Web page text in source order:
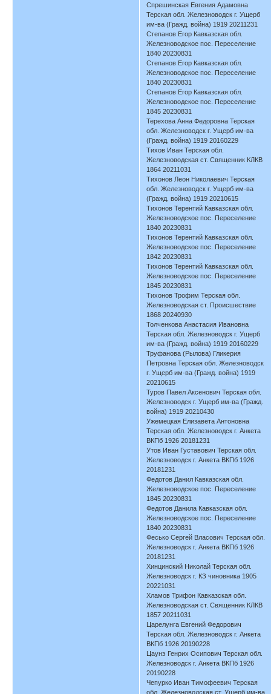
Спрешинская Евгения Адамовна
Терская обл. Железноводск г. Ущерб
им-ва (Гражд. война) 1919 20211231
Степанов Егор Кавказская обл.
Железноводское пос. Переселение
1840 20230831
Степанов Егор Кавказская обл.
Железноводское пос. Переселение
1840 20230831
Степанов Егор Кавказская обл.
Железноводское пос. Переселение
1845 20230831
Терехова Анна Федоровна Терская
обл. Железноводск г. Ущерб им-ва
(Гражд. война) 1919 20160229
Тихов Иван Терская обл.
Железноводская ст. Священник КЛКВ
1864 20211031
Тихонов Леон Николаевич Терская
обл. Железноводск г. Ущерб им-ва
(Гражд. война) 1919 20210615
Тихонов Терентий Кавказская обл.
Железноводское пос. Переселение
1840 20230831
Тихонов Терентий Кавказская обл.
Железноводское пос. Переселение
1842 20230831
Тихонов Терентий Кавказская обл.
Железноводское пос. Переселение
1845 20230831
Тихонов Трофим Терская обл.
Железноводская ст. Происшествие
1868 20240930
Толченкова Анастасия Ивановна
Терская обл. Железноводск г. Ущерб
им-ва (Гражд. война) 1919 20160229
Труфанова (Рылова) Гликерия
Петровна Терская обл. Железноводск
г. Ущерб им-ва (Гражд. война) 1919
20210615
Туров Павел Аксенович Терская обл.
Железноводск г. Ущерб им-ва (Гражд.
война) 1919 20210430
Ужемецкая Елизавета Антоновна
Терская обл. Железноводск г. Анкета
ВКПб 1926 20181231
Утов Иван Густавович Терская обл.
Железноводск г. Анкета ВКПб 1926
20181231
Федотов Данил Кавказская обл.
Железноводское пос. Переселение
1845 20230831
Федотов Данила Кавказская обл.
Железноводское пос. Переселение
1840 20230831
Фесько Сергей Власович Терская обл.
Железноводск г. Анкета ВКПб 1926
20181231
Хинцинский Николай Терская обл.
Железноводск г. КЗ чиновника 1905
20221031
Хламов Трифон Кавказская обл.
Железноводская ст. Священник КЛКВ
1857 20211031
Царелунга Евгений Федорович
Терская обл. Железноводск г. Анкета
ВКПб 1926 20190228
Цаунэ Генрих Осипович Терская обл.
Железноводск г. Анкета ВКПб 1926
20190228
Чепурко Иван Тимофеевич Терская
обл. Железноводская ст. Ущерб им-ва